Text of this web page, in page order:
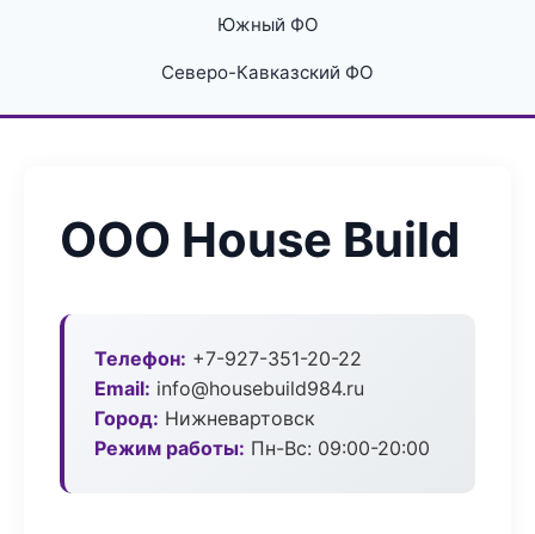
Южный ФО
Северо-Кавказский ФО
ООО House Build
Телефон: +7-927-351-20-22
Email: info@housebuild984.ru
Город: Нижневартовск
Режим работы: Пн-Вс: 09:00-20:00